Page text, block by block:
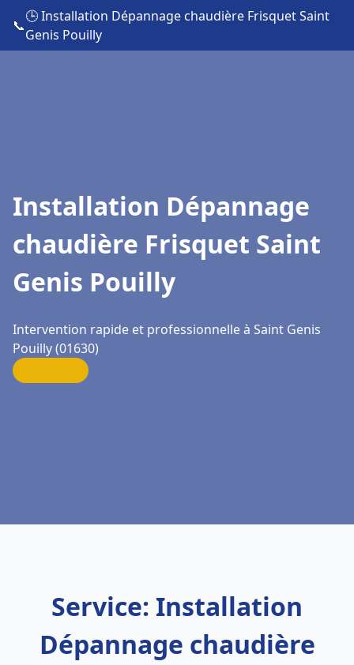
📞
🕒 Installation Dépannage chaudière Frisquet Saint
Genis Pouilly
Installation Dépannage
chaudière Frisquet Saint
Genis Pouilly
Intervention rapide et professionnelle à Saint Genis
Pouilly (01630)
Service: Installation
Dépannage chaudière